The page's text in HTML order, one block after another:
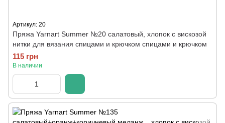
Артикул: 20
Пряжа Yarnart Summer №20 салатовый, хлопок с вискозой
нитки для вязания спицами и крючком спицами и крючком
115 грн
В наличии